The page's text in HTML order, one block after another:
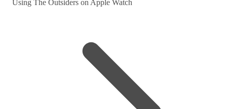
Using The Outsiders on Apple Watch